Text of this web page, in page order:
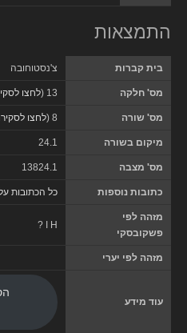
התמצאות
בית קברות צ'נסטוחובה
מס' חלקה 13 ( לחצו
מס' שורה 8 ( לחצו
מיקום בשורה 24.1
מס' מצבה 13824.1
כתובות נוספות כל הכתובות
מזהה לפי
פשקובסקי
? I H
מזהה לפי יערי
עוד מידע